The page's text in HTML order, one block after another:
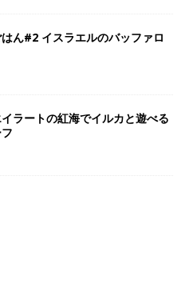
ん#2 イスラエルのバッファロ
ラートの紅海でイルカと遊べる